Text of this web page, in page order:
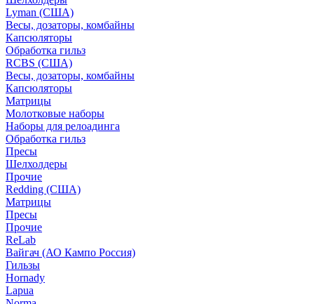
Lyman (США)
Весы, дозаторы, комбайны
Капсюляторы
Обработка гильз
RCBS (США)
Весы, дозаторы, комбайны
Капсюляторы
Матрицы
Молотковые наборы
Наборы для релоадинга
Обработка гильз
Пресы
Шелхолдеры
Прочие
Redding (США)
Матрицы
Пресы
Прочие
ReLab
Вайгач (АО Кампо Россия)
Гильзы
Hornady
Lapua